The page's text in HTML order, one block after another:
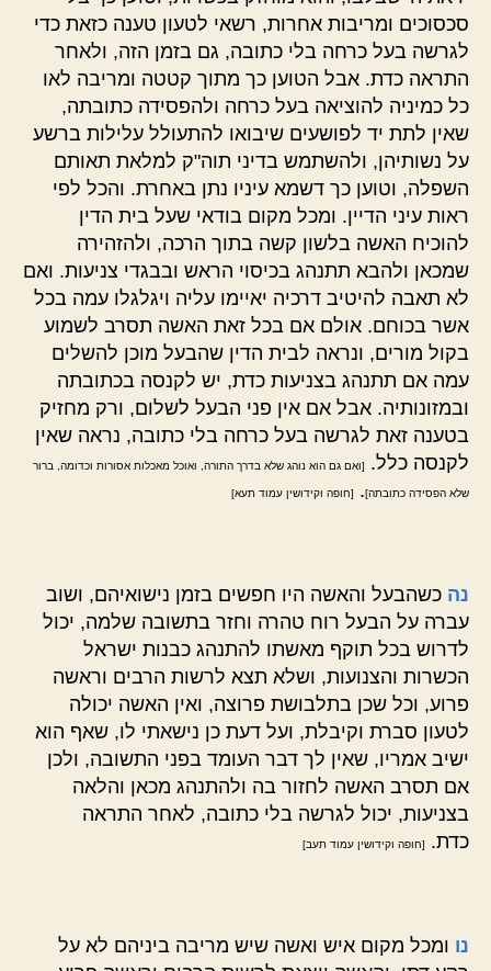
סכסוכים ומריבות אחרות, רשאי לטעון טענה כזאת כדי
לגרשה בעל כרחה בלי כתובה, גם בזמן הזה, ולאחר
התראה כדת. אבל הטוען כך מתוך קטטה ומריבה לאו
כל כמיניה להוציאה בעל כרחה ולהפסידה כתובתה,
שאין לתת יד לפושעים שיבואו להתעולל עלילות ברשע
על נשותיהן, ולהשתמש בדיני תוה"ק למלאת תאותם
השפלה, וטוען כך דשמא עיניו נתן באחרת. והכל לפי
ראות עיני הדיין. ומכל מקום בודאי שעל בית הדין
להוכיח האשה בלשון קשה בתוך הרכה, ולהזהירה
שמכאן ולהבא תתנהג בכיסוי הראש ובבגדי צניעות. ואם
לא תאבה להיטיב דרכיה יאיימו עליה ויגלגלו עמה בכל
אשר בכוחם. אולם אם בכל זאת האשה תסרב לשמוע
בקול מורים, ונראה לבית הדין שהבעל מוכן להשלים
עמה אם תתנהג בצניעות כדת, יש לקנסה בכתובתה
ובמזונותיה. אבל אם אין פני הבעל לשלום, ורק מחזיק
בטענה זאת לגרשה בעל כרחה בלי כתובה, נראה שאין
לקנסה כלל.
[ואם גם הוא נוהג שלא בדרך התורה, ואוכל מאכלות אסורות וכדומה, ברור
שלא הפסידה כתובתה]. [חופה וקידושין עמוד תעא]
נה כשהבעל והאשה היו חפשים בזמן נישואיהם, ושוב
עברה על הבעל רוח טהרה וחזר בתשובה שלמה, יכול
לדרוש בכל תוקף מאשתו להתנהג כבנות ישראל
הכשרות והצנועות, ושלא תצא לרשות הרבים וראשה
פרוע, וכל שכן בתלבושת פרוצה, ואין האשה יכולה
לטעון סברת וקיבלת, ועל דעת כן נישאתי לו, שאף הוא
ישיב אמריו, שאין לך דבר העומד בפני התשובה, ולכן
אם תסרב האשה לחזור בה ולהתנהג מכאן והלאה
בצניעות, יכול לגרשה בלי כתובה, לאחר התראה
כדת.
[חופה וקידושין עמוד תעב]
נו ומכל מקום איש ואשה שיש מריבה ביניהם לא על